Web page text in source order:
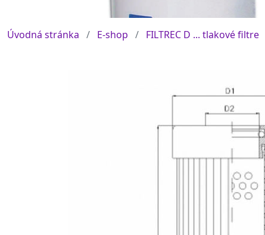
Úvodná stránka E-shop FILTREC D ... tlakové filtre